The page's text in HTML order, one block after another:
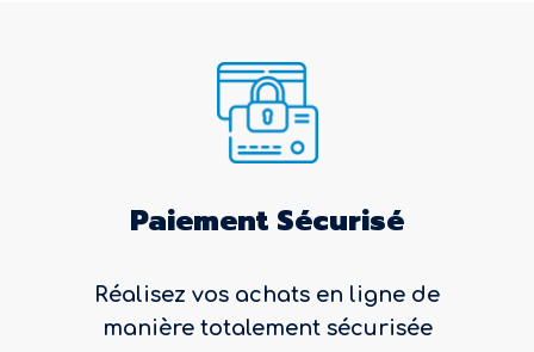
Paiement Sécurisé
Réalisez vos achats en ligne de
manière totalement sécurisée